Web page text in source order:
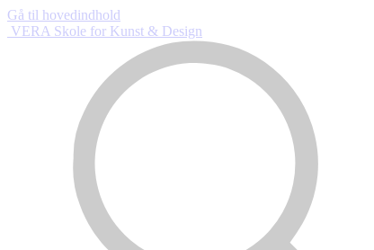
Gå til hovedindhold
VERA Skole for Kunst & Design